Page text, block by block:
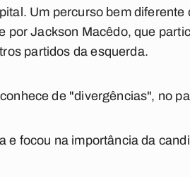
Um percurso bem diferente
Jackson Macêdo, que
partidos da esquerda.
de "divergências", no
e focou na importância da